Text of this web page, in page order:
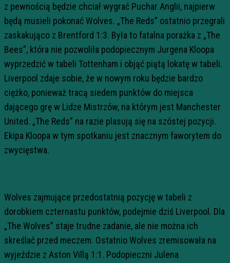
z pewnością będzie chciał wygrać Puchar Anglii, najpierw
będą musieli pokonać Wolves. „The Reds” ostatnio przegrali
zaskakująco z Brentford 1:3. Była to fatalna porażka z „The
Bees”, która nie pozwoliła podopiecznym Jurgena Kloopa
wyprzedzić w tabeli Tottenham i objąć piątą lokatę w tabeli.
Liverpool zdaje sobie, że w nowym roku będzie bardzo
ciężko, ponieważ tracą siedem punktów do miejsca
dającego grę w Lidze Mistrzów, na którym jest Manchester
United. „The Reds” na razie plasują się na szóstej pozycji.
Ekipa Kloopa w tym spotkaniu jest znacznym faworytem do
zwycięstwa.
Wolves zajmujące przedostatnią pozycję w tabeli z
dorobkiem czternastu punktów, podejmie dziś Liverpool. Dla
„The Wolves” staje trudne zadanie, ale nie można ich
skreślać przed meczem. Ostatnio Wolves zremisowała na
wyjeździe z Aston Villą 1:1. Podopieczni Julena